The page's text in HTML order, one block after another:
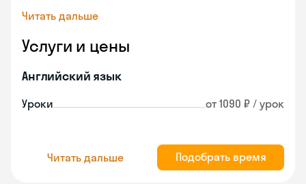
Читать дальше
Услуги и цены
Английский язык
Уроки от 1090 ₽ / урок
Читать дальше Подобрать время